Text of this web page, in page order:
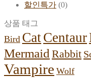
할인특가 (0)
상품 태그
Bird CatCentaur
Mermaid Rabbit
Vampire Wolf